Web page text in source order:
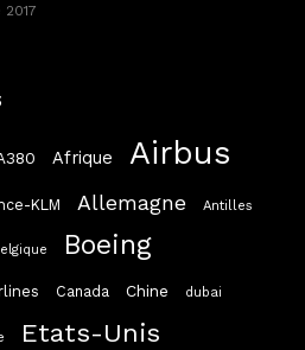
Afrique Airbus
KLM Allemagne Antilles
Boeing
Canada Chine dubai
Etats-Unis